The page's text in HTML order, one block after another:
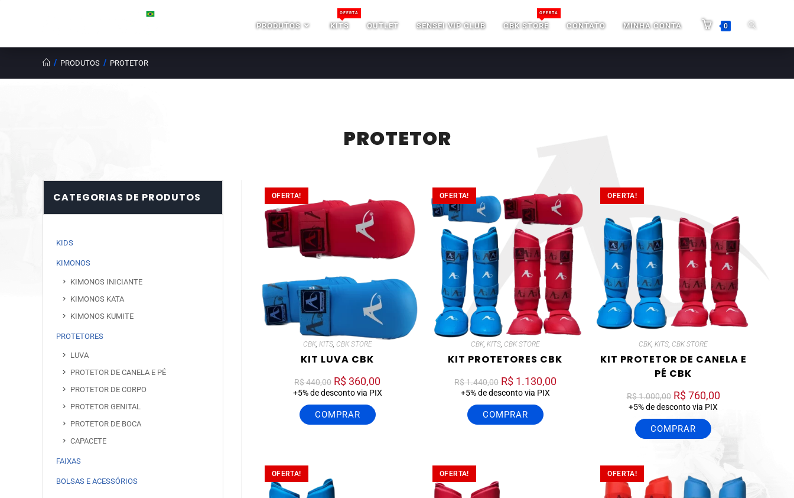
PRODUTOS KITS
OFERTA
OUTLET SENSEI VIP CLUB CBK STORE
OFERTA
CONTATO MINHA CONTA 0
PROTETOR
/ PRODUTOS / PROTETOR
OFERTA!
CBK, KITS, CBK STORE
KIT LUVA CBK
R$440,00 R$360,00
+5% de desconto via PIX
COMPRAR
OFERTA!
CBK, KITS, CBK STORE
KIT PROTETORES CBK
R$1.440,00 R$1.130,00
+5% de desconto via PIX
COMPRAR
OFERTA!
CBK,KITS CBK STORE
KIT PROTETOR DE CANELA E
PÉ CBK
R$1.000,00 R$760,00
+5% de desconto via PIX
COMPRAR
OFERTA! OFERTA! OFERTA!
CATEGORIAS DE PRODUTOS
KIDS
KIMONOS
KIMONOS INICIANTE
KIMONOS KATA
KIMONOS KUMITE
PROTETORES
LUVA
PROTETOR DE CANELA E PÉ
PROTETOR DE CORPO
PROTETOR GENITAL
PROTETOR DE BOCA
CAPACETE
FAIXAS
BOLSAS E ACESSÓRIOS